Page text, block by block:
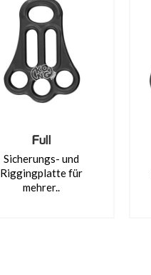
Full
Sicherungs- und
Riggingplatte für
mehrer..